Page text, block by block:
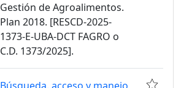
Gestión de Agroalimentos.
Plan 2018. [RESCD-2025-
1373-E-UBA-DCT FAGRO o
C.D. 1373/2025].